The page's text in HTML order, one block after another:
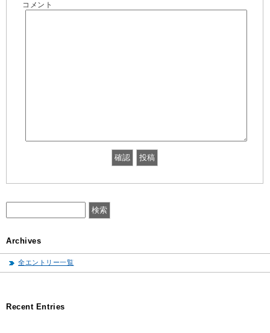
コメント
Archives
全エントリー一覧
Recent Entries